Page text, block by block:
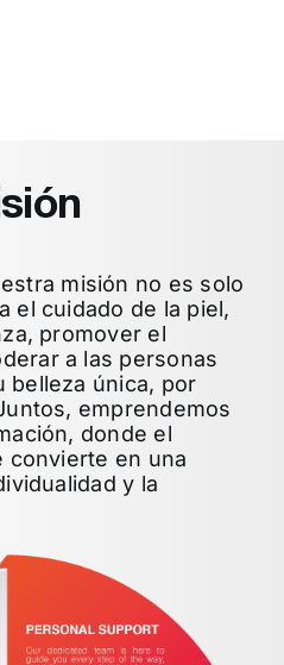
misión no es solo
el cuidado de la piel,
promover el
a las personas
belleza única, por
emprendemos
donde el
convierte en una
y la